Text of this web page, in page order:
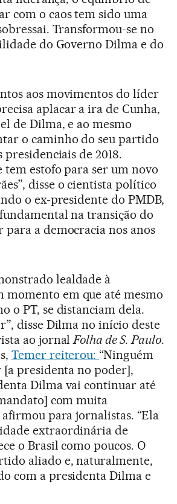
com o caos tem sido uma
Transformou-se no
do Governo Dilma e do
aos movimentos do líder
aplacar a ira de Cunha,
de Dilma, e ao mesmo
o caminho do seu partido
presidenciais de 2018.
tem estofo para ser um novo
disse o cientista político
o ex-presidente do PMDB,
na transição do
a democracia nos anos
lealdade à
momento em que até mesmo
o PT, se distanciam dela.
disse Dilma no início deste
ao jornalFolha de S. Paulo.
Temer reiterou:“Ninguém
[a presidenta no poder],
Dilma vai continuar até
com muita
para jornalistas. “Ela
extraordinária de
o Brasil como poucos. O
aliado e, naturalmente,
com a presidenta Dilma e